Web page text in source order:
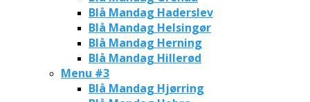
Blå Mandag Haderslev
Blå Mandag Helsingør
Blå Mandag Herning
Blå Mandag Hillerød
Menu #3
Blå Mandag Hjørring